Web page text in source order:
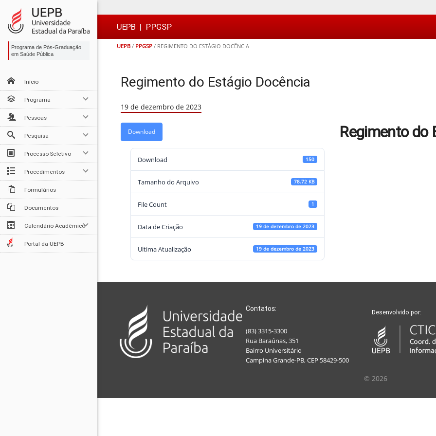
para
conteúdo
para
menu
para
busca
para
rodapé
 UEPB | PPGSP
UEPB / PPGSP / REGIMENTO DO ESTÁGIO DOCÊNCIA
Programa de Pós-Graduação
em Saúde Pública
Início
Programa
Pessoas
Pesquisa
Processo Seletivo
Procedimentos
Formulários
Documentos
Calendário Acadêmico
Portal da UEPB
Regimento do Estágio Docência
19 de dezembro de 2023
Download
Download 150
Tamanho do Arquivo 78.72 KB
File Count 1
Data de Criação 19 de dezembro de 2023
Ultima Atualização 19 de dezembro de 2023
Regimento do
Contatos:
(83) 3315-3300
Rua Baraúnas, 351
Bairro Universitário
Campina Grande-PB, CEP 58429-500
Desenvolvido por:
© 2026